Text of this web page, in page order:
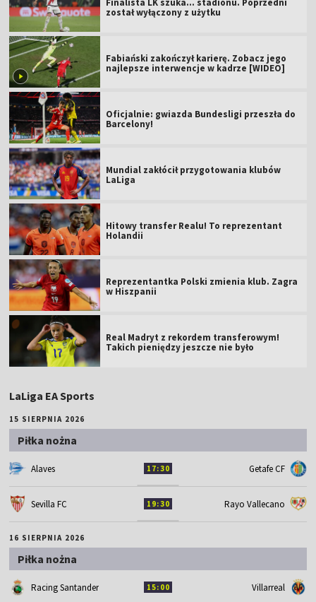
został wyłączony z użytku
Fabiański zakończył karierę. Zobacz jego
najlepsze interwencje w kadrze [WIDEO]
Oficjalnie: gwiazda Bundesligi przeszła do
Barcelony!
Mundial zakłócił przygotowania klubów
LaLiga
Hitowy transfer Realu! To reprezentant
Holandii
Reprezentantka Polski zmienia klub. Zagra
w Hiszpanii
Real Madryt z rekordem transferowym!
Takich pieniędzy jeszcze nie było
LaLiga EA Sports
15 SIERPNIA 2026
Piłka nożna
Alaves 17:30 Getafe CF
Sevilla FC 19:30 Rayo Vallecano
16 SIERPNIA 2026
Piłka nożna
Racing Santander 15:00 Villarreal